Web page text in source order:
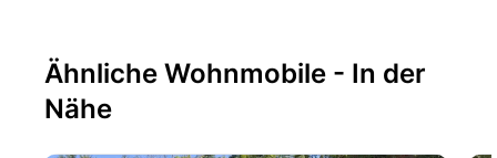
Ähnliche Wohnmobile - In der
Nähe